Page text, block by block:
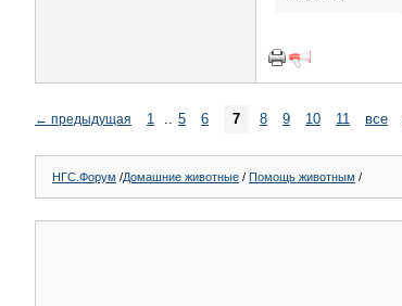
← предыдущая 1 .. 5 6 7 8 9 10 11 все
НГС.Форум /Домашние животные / Помощь животным /